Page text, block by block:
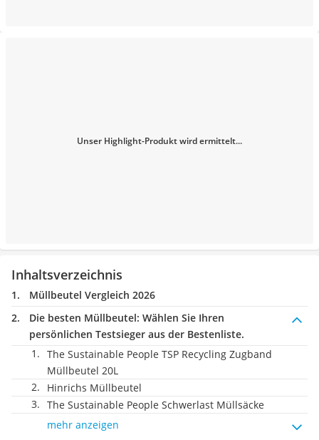
Unser Highlight-Produkt wird ermittelt...
Inhaltsverzeichnis
Müllbeutel Vergleich 2026
Die besten Müllbeutel: Wählen Sie Ihren
persönlichen Testsieger aus der Bestenliste.
The Sustainable People TSP Recycling Zugband
Müllbeutel 20L
Hinrichs Müllbeutel
The Sustainable People Schwerlast Müllsäcke
mehr anzeigen